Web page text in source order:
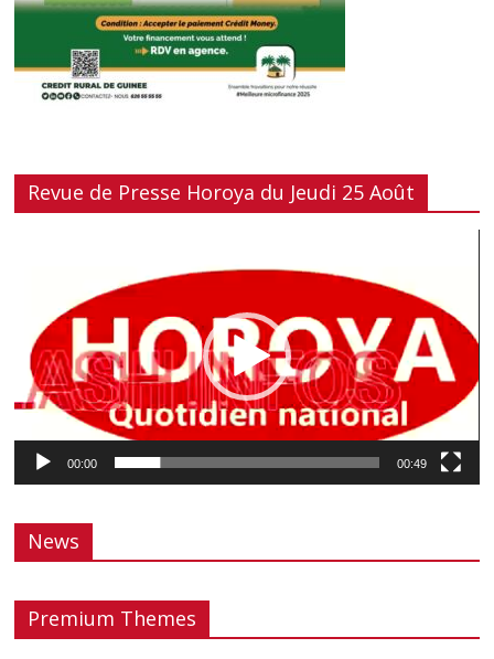
Revue de Presse Horoya du Jeudi 25 Août
00:00 00:49
News
Premium Themes